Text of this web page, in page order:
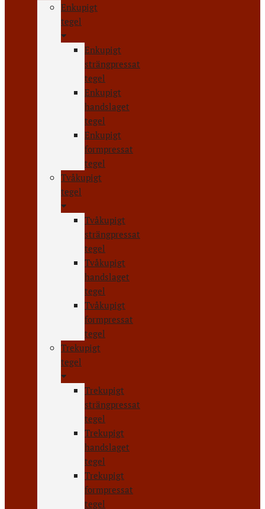
Enkupigt
tegel
Enkupigt
strängpressat
tegel
Enkupigt
handslaget
tegel
Enkupigt
formpressat
tegel
Tvåkupigt
tegel
Tvåkupigt
strängpressat
tegel
Tvåkupigt
handslaget
tegel
Tvåkupigt
formpressat
tegel
Trekupigt
tegel
Trekupigt
strängpressat
tegel
Trekupigt
handslaget
tegel
Trekupigt
formpressat
tegel